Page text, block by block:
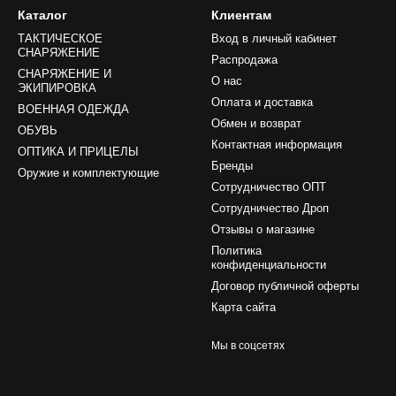
как нашивные или нарукавные нашивки.
курток являются их высокая прочность и надежность,
обеспечивают отличную теплоизоляцию и комфорт при
и функциональности эти куртки обеспечивают
обычно производятся из высококачественных и прочных
материалам относятся нейлон и полиэстер, которые
флисовую ткань. Также для утепления курток могут
синтетический утеплитель, обеспечивающие
куртки являются незаменимым элементом военного
года во время выполнения ими своих обязанностей.
Каталог
ТАКТИЧЕСКОЕ
СНАРЯЖЕНИЕ
СНАРЯЖЕНИЕ И
ЭКИПИРОВКА
ВОЕННАЯ ОДЕЖДА
ОБУВЬ
ОПТИКА И ПРИЦЕЛЫ
Оружие и комплектующие
Клиентам
Вход в личный кабинет
Распродажа
О нас
Оплата и доставка
Обмен и возврат
Контактная информация
Бренды
Сотрудничество ОПТ
Сотрудничество Дроп
Отзывы о магазине
Политика
конфиденциальности
Договор публичной оферты
Карта сайта
Мы в соцсетях